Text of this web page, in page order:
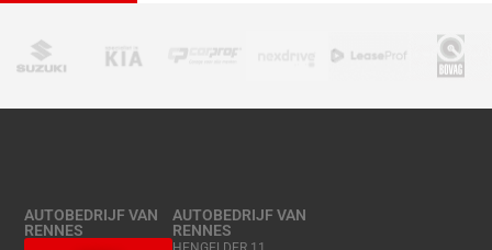
AUTOBEDRIJF VAN
RENNES
AUTOBEDRIJF VAN
RENNES